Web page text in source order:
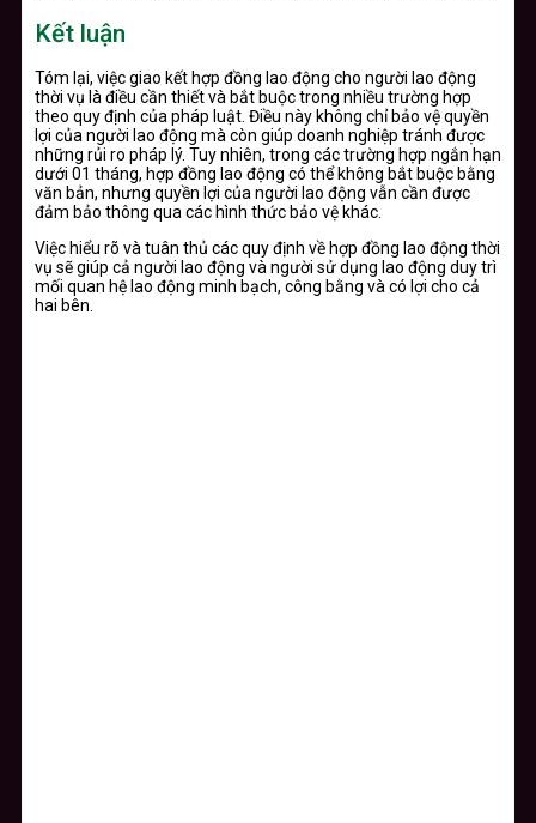
Kết luận
Tóm lại, việc giao kết hợp đồng lao động cho người lao động
thời vụ là điều cần thiết và bắt buộc trong nhiều trường hợp
theo quy định của pháp luật. Điều này không chỉ bảo vệ quyền
lợi của người lao động mà còn giúp doanh nghiệp tránh được
những rủi ro pháp lý. Tuy nhiên, trong các trường hợp ngắn hạn
dưới 01 tháng, hợp đồng lao động có thể không bắt buộc bằng
văn bản, nhưng quyền lợi của người lao động vẫn cần được
đảm bảo thông qua các hình thức bảo vệ khác.
Việc hiểu rõ và tuân thủ các quy định về hợp đồng lao động thời
vụ sẽ giúp cả người lao động và người sử dụng lao động duy trì
mối quan hệ lao động minh bạch, công bằng và có lợi cho cả
hai bên.